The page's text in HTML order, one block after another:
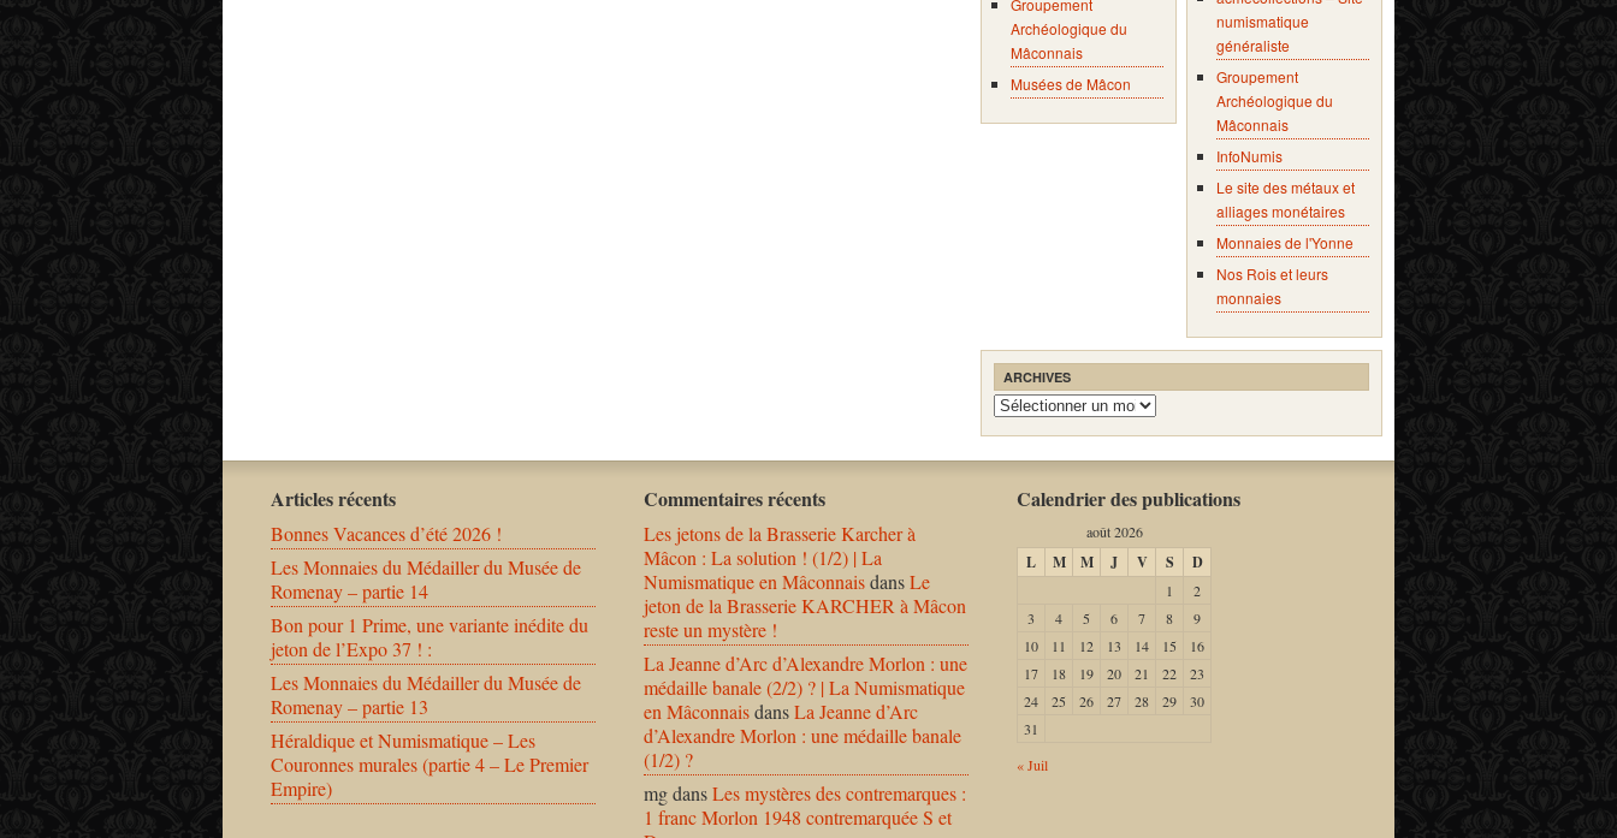
Groupement
Archéologique du
Mâconnais
Musées de Mâcon
numismatique
généraliste
Groupement
Archéologique du
Mâconnais
InfoNumis
Le site des métaux et
alliages monétaires
Monnaies de l'Yonne
Nos Rois et leurs
monnaies
ARCHIVES
Archives
Articles récents
Bonnes Vacances d’été 2026 !
Les Monnaies du Médailler du Musée de
Romenay – partie 14
Bon pour 1 Prime, une variante inédite du
jeton de l’Expo 37 ! :
Les Monnaies du Médailler du Musée de
Romenay – partie 13
Héraldique et Numismatique – Les
Couronnes murales (partie 4 – Le Premier
Empire)
Commentaires récents
Les jetons de la Brasserie Karcher à
Mâcon : La solution ! (1/2) | La
Numismatique en MâconnaisdansLe
jeton de la Brasserie KARCHER à Mâcon
reste un mystère !
La Jeanne d’Arc d’Alexandre Morlon : une
médaille banale (2/2) ? | La Numismatique
en MâconnaisdansLa Jeanne d’Arc
d’Alexandre Morlon : une médaille banale
(1/2) ?
mgdansLes mystères des contremarques :
1 franc Morlon 1948 contremarquée S et
Calendrier des publications
août 2026
L M M J V S D
1
2
3
4 5 6 7 8
9
10
11 12 13 14 15
16
17
18 19 20 21 22
23
24
25 26 27 28 29
30
31
« Juil